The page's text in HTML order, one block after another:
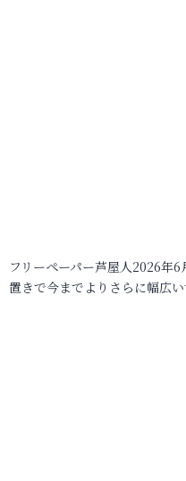
フリーペーパー芦屋人2026年
置きで今までよりさらに幅広